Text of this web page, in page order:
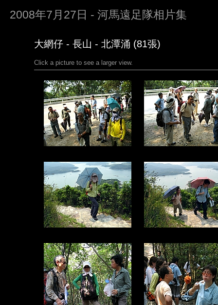
2008年7月27日 - 河馬遠足隊相片集
大網仔 - 長山 - 北潭涌 (81張)
Click a picture to see a larger view.